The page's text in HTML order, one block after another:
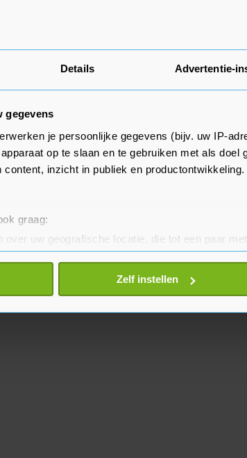
Details Advertentie-
gegevens
je persoonlijke gegevens (bijv. uw IP-
op te slaan en te gebruiken met als doel
content, inzicht in publiek en
graag:
over uw geografische locatie, die tot een paar
door het actief te scannen op specifieke
gegevens worden verwerkt en stel uw
of intrekken in de Cookieverklaring.
Zelf instellen
de Olympische Spelen van
goud veroverde op de 5000
brons pakte op de 1500
Ze begon later aan de